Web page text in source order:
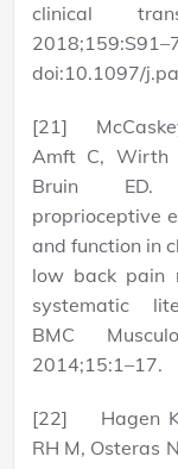
clinical
doi:10.1097/
[21]
Amft C, Wirth
Bruin
proprioceptive
and function in
low back pain
systematic
BMC
2014;15:1–17.
[22] Hagen
RH M, Osteras